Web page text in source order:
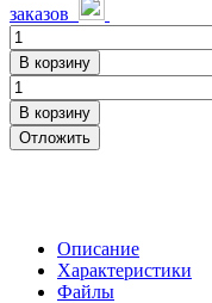
заказов
В корзину
В корзину
Отложить
Описание
Характеристики
Файлы